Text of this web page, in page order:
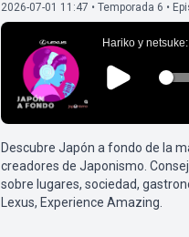
2026-07-01 11:47 • Temporada 6 •
Descubre Japón a fondo de la
creadores de Japonismo.
sobre lugares, sociedad,
Lexus, Experience Amazing.